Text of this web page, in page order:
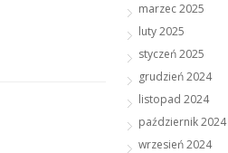
marzec 2025
luty 2025
styczeń 2025
grudzień 2024
listopad 2024
październik 2024
wrzesień 2024